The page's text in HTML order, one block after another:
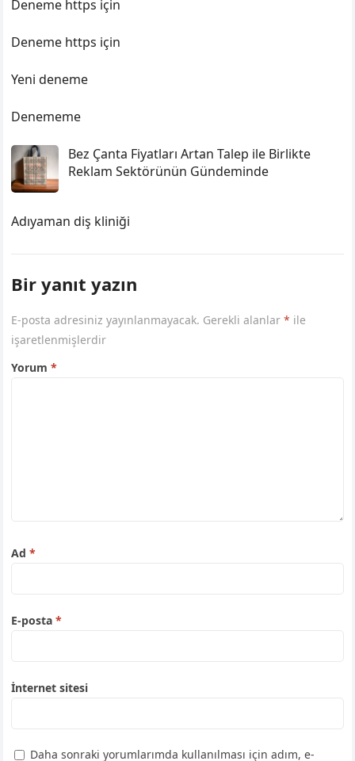
Deneme https için
Deneme https için
Yeni deneme
Denememe
Bez Çanta Fiyatları Artan Talep ile Birlikte
Reklam Sektörünün Gündeminde
Adıyaman diş kliniği
Bir yanıt yazın
E-posta adresiniz yayınlanmayacak. Gerekli alanlar* ile
işaretlenmişlerdir
Yorum*
Ad*
E-posta*
İnternet sitesi
Daha sonraki yorumlarımda kullanılması için adım, e-